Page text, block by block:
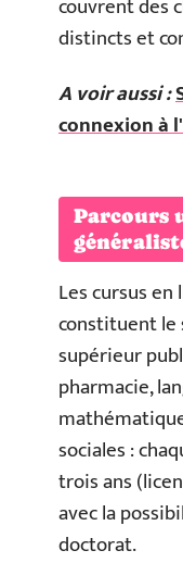
distincts et
A voir aussi :
connexion à
Parcours
Les cursus
constituent le
supérieur
pharmacie,
sociales :
trois ans
avec la
doctorat.